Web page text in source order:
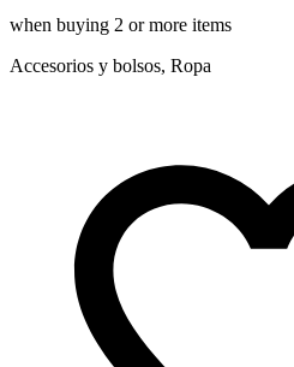
when buying 2 or more items
Accesorios y bolsos, Ropa